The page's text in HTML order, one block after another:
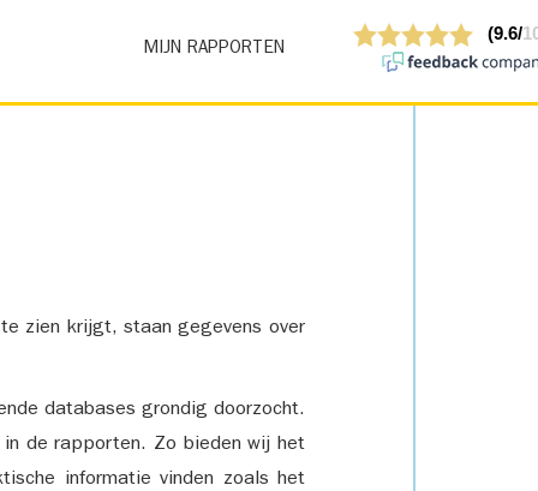
MIJN RAPPORTEN
zien krijgt, staan gegevens over
databases grondig doorzocht.
de rapporten. Zo bieden wij het
informatie vinden zoals het